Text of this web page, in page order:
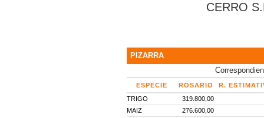
CERRO
PIZARRA
ESPECIE ROSARIO
R.
TRIGO
319.800,00
MAIZ
276.600,00